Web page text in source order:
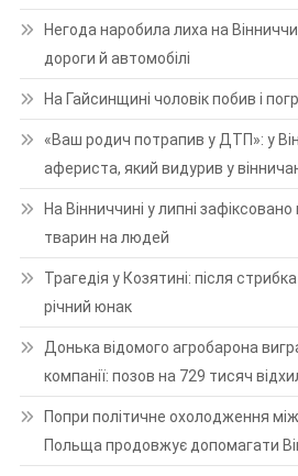
Негода наробила лиха на
дороги й автомобілі
На Гайсинщині чоловік побив і
«Ваш родич потрапив у ДТП»: у
афериста, який видурив у
На Вінниччині у липні
тварин на людей
Трагедія у Козятині: після
річний юнак
Донька відомого агробарона
компанії: позов на 729 тисяч
Попри політичне охолодження
Польща продовжує допомагати